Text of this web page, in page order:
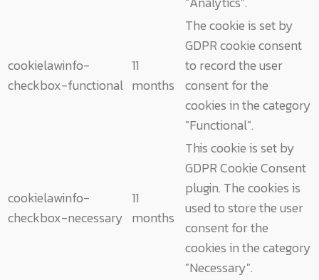
cookielawinfo-
checkbox-functional
11
months
The cookie is set by
GDPR cookie consent
to record the user
consent for the
cookies in the category
"Functional".
cookielawinfo-
checkbox-necessary
11
months
This cookie is set by
GDPR Cookie Consent
plugin. The cookies is
used to store the user
consent for the
cookies in the category
"Necessary".